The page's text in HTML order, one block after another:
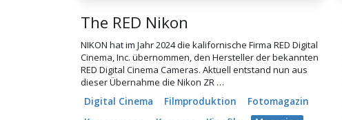
The RED Nikon
NIKON hat im Jahr 2024 die kalifornische Firma RED Digital
Cinema, Inc. übernommen, den Hersteller der bekannten
RED Digital Cinema Cameras. Aktuell entstand nun aus
dieser Übernahme die Nikon ZR …
Digital Cinema
Filmproduktion
Fotomagazin